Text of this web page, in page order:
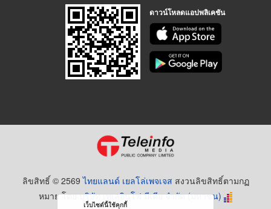
ดาวน์โหลดแอปพลิเคชัน
ลิขสิทธิ์ © 2569ไทยแลนด์ เยลโล่เพจเจส สงวนลิขสิทธิ์ตามกฏ
หมาย โดยบริษัท เทเลอินโฟ มีเดีย จำกัด (มหาชน)
เว็บไซต์นี้ใช้คุกกี้